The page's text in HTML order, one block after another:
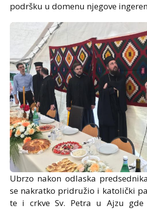
podršku u domenu njegove
Ubrzo nakon odlaska
se nakratko pridružio i katolički
te i crkve Sv. Petra u Ajzu gde